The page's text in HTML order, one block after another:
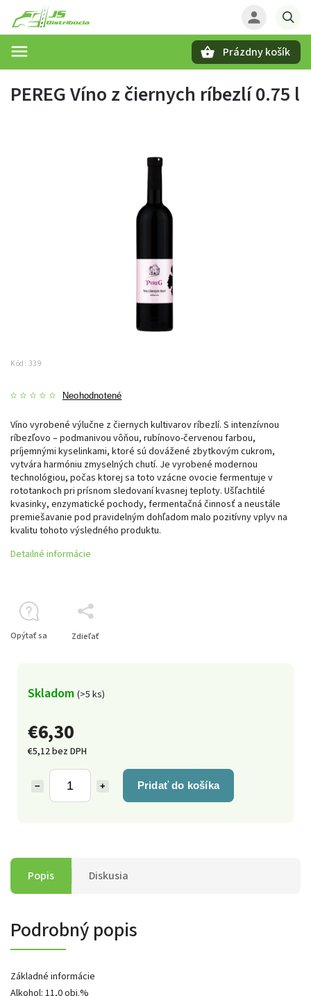
Prázdny košík
PEREG Víno z čiernych ríbezlí 0.75 l
Kód: 339
Neohodnotené
€6,30
€5,12 bez DPH
+
− Pridať do košíka
Skladom (>5 ks)
Víno vyrobené výlučne z čiernych kultivarov ríbezlí. S intenzívnou
ríbezľovo – podmanivou vôňou, rubínovo-červenou farbou,
príjemnými kyselinkami, ktoré sú dovážené zbytkovým cukrom,
vytvára harmóniu zmyselných chutí. Je vyrobené modernou
technológiou, počas ktorej sa toto vzácne ovocie fermentuje v
rototankoch pri prísnom sledovaní kvasnej teploty. Ušľachtilé
kvasinky, enzymatické pochody, fermentačná činnosť a neustále
premiešavanie pod pravidelným dohľadom malo pozitívny vplyv na
kvalitu tohoto výsledného produktu.
Detailné informácie
Opýtať sa Zdieľať
Popis Diskusia
Podrobný popis
Základné informácie
Alkohol: 11,0 obj.%